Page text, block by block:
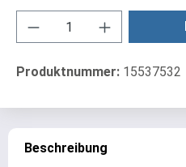
Produkt Anzahl: Gib
Produktnummer: 15537532
Beschreibung